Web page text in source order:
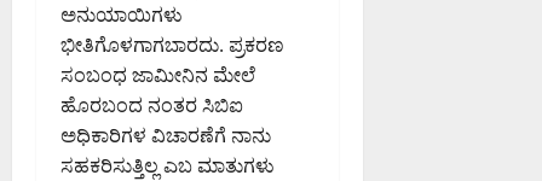
ಅನುಯಾಯಿಗಳು
ಭೀತಿಗೊಳಗಾಗಬಾರದು. ಪ್ರಕರಣ
ಸಂಬಂಧ ಜಾಮೀನಿನ ಮೇಲೆ
ಹೊರಬಂದ ನಂತರ ಸಿಬಿಐ
ಅಧಿಕಾರಿಗಳ ವಿಚಾರಣೆಗೆ ನಾನು
ಸಹಕರಿಸುತ್ತಿಲ್ಲ ಎಬ ಮಾತುಗಳು